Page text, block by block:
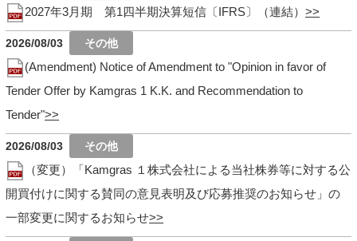
2027年3月期 第1四半期決算短信〔IFRS〕（連結）
2026/08/03
(Amendment) Notice of Amendment to "Opinion in favor of
Tender Offer by Kamgras 1 K.K. and Recommendation to
Tender"
2026/08/03
（変更）「Kamgras １株式会社による当社株券等に対する公
開買付けに関する賛同の意見表明及び応募推奨のお知らせ」の
一部変更に関するお知らせ